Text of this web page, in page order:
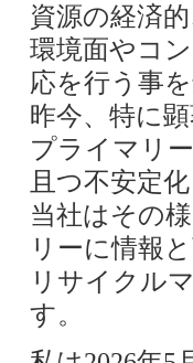
資源の経済
環境面やコ
応を行う事
昨今、特に
プライマリ
且つ不安定
当社はその
リーに情報
リサイクル
す。